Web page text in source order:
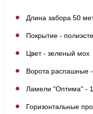
Длина забора 50
Покрытие -
Цвет - зеленый мох
Ворота распашные
Ламели "Оптима" -
Горизонтальные